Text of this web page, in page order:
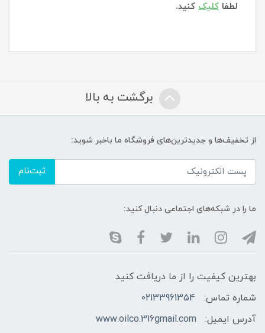
لطفا کلیک کنید.
برگشت به بالا
از تخفیف‌ها و جدیدترین‌های فروشگاه ما باخبر شوید:
ثبت‌نام
ما را در شبکه‌های اجتماعی دنبال کنید:
بهترین کیفیت را از ما دریافت کنید
شماره تماس:
02133961354
آدرس ایمیل:
www.oilco.316gmail.com